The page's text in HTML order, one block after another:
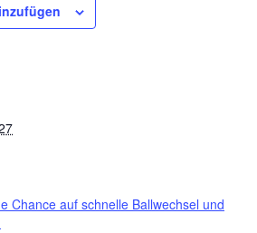
Chance auf schnelle Ballwechsel und